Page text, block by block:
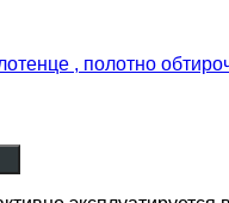
, полотно